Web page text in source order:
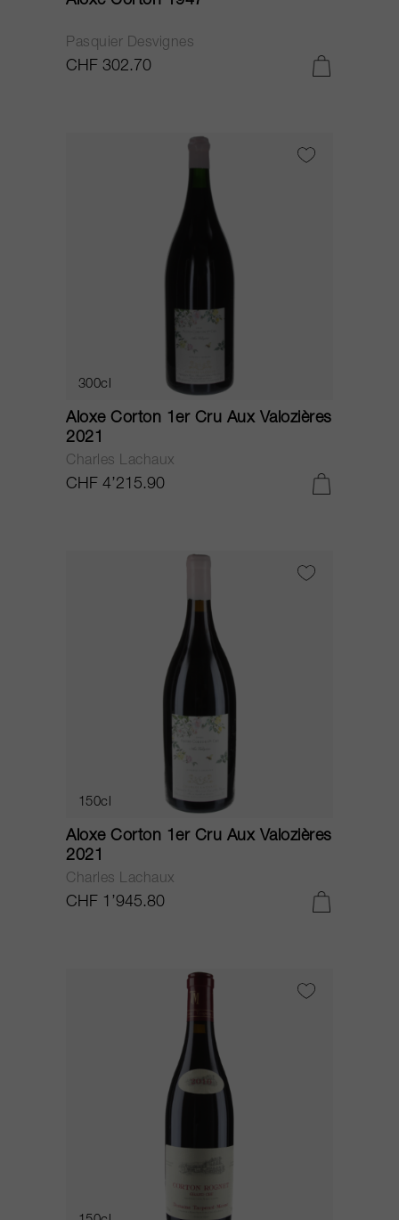
Pasquier Desvignes
CHF 302.70
300cl
Aloxe Corton 1er Cru Aux Valozières
2021
Charles Lachaux
CHF 4’215.90
150cl
Aloxe Corton 1er Cru Aux Valozières
2021
Charles Lachaux
CHF 1’945.80